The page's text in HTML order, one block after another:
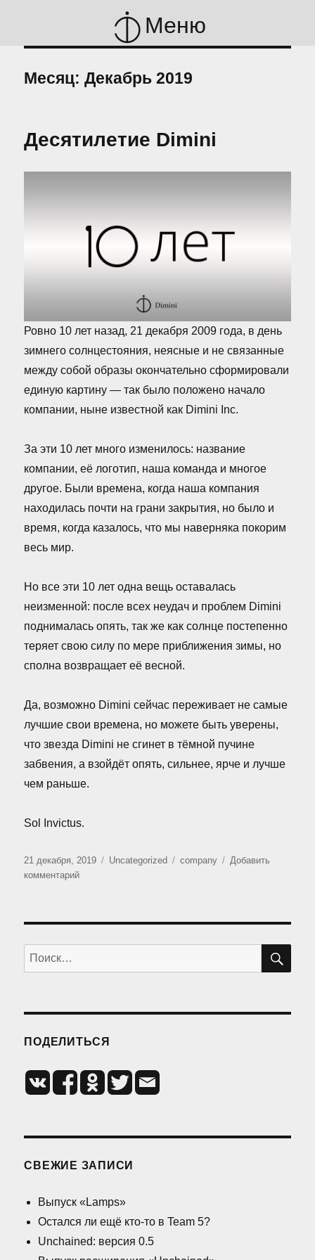
Меню
Месяц:Декабрь 2019
Десятилетие Dimini
Ровно 10 лет назад, 21 декабря 2009 года, в день
зимнего солнцестояния, неясные и не связанные
между собой образы окончательно сформировали
единую картину — так было положено начало
компании, ныне известной как Dimini Inc.
За эти 10 лет много изменилось: название
компании, её логотип, наша команда и многое
другое. Были времена, когда наша компания
находилась почти на грани закрытия, но было и
время, когда казалось, что мы наверняка покорим
весь мир.
Но все эти 10 лет одна вещь оставалась
неизменной: после всех неудач и проблем Dimini
поднималась опять, так же как солнце постепенно
теряет свою силу по мере приближения зимы, но
сполна возвращает её весной.
Да, возможно Dimini сейчас переживает не самые
лучшие свои времена, но можете быть уверены,
что звезда Dimini не сгинет в тёмной пучине
забвения, а взойдёт опять, сильнее, ярче и лучше
чем раньше.
Sol Invictus.
Опубликовано
21 декабря, 2019 Рубрики
Uncategorized Метки
company
Добавить
комментарийк
Искать:
ПОДЕЛИТЬСЯ
СВЕЖИЕ ЗАПИСИ
Выпуск «Lamps»
Остался ли ещё кто-то в Team 5?
Unchained: версия 0.5